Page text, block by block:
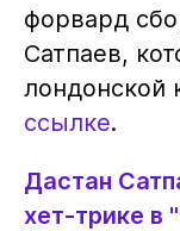
форвард
Сатпаев,
лондонской
ссылке.
Дастан
хет-трике в